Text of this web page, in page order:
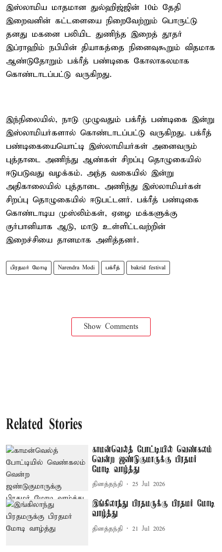
இஸ்லாமிய மாதமான துல்ஹிஜ்ஜின் 10ம் தேதி
இறைவனின் கட்டளையை நிறைவேற்றும் பொருட்டு
தனது மகனை பலியிட துணிந்த இறைத் தூதர்
இப்ராஹிம் நபியின் தியாகத்தை நினைவுகூறும் விதமாக
ஆண்டுதோறும் பக்ரீத் பண்டிகை கோலாகலமாக
கொண்டாடப்பட்டு வருகிறது.
இந்நிலையில், நாடு முழுவதும் பக்ரீத் பண்டிகை இன்று
இஸ்லாமியர்களால் கொண்டாடப்பட்டு வருகிறது. பக்ரீத்
பண்டிகையையொட்டி இஸ்லாமியர்கள் அனைவரும்
புத்தாடை அணிந்து ஆண்கள் சிறப்பு தொழுகையில்
ஈடுபடுவது வழக்கம். அந்த வகையில் இன்று
அதிகாலையில் புத்தாடை அணிந்து இஸ்லாமியர்கள்
சிறப்பு தொழுகையில் ஈடுபட்டனர். பக்ரீத் பண்டிகை
கொண்டாடிய முஸ்லிம்கள், ஏழை மக்களுக்கு
குர்பானியாக ஆடு, மாடு உள்ளிட்டவற்றின்
இறைச்சியை தானமாக அளித்தனர்.
பிரதமர் மோடி Narendra Modi பக்ரீத் bakrid festival
Show Comments
Related Stories
காமன்வெல்த் போட்டியில் வெண்கலம்
வென்ற ஜண்டுகுமாருக்கு பிரதமர்
மோடி வாழ்த்து
தினத்தந்தி 25 Jul 2026
இங்கிலாந்து பிரதமருக்கு பிரதமர் மோடி
வாழ்த்து
தினத்தந்தி 21 Jul 2026